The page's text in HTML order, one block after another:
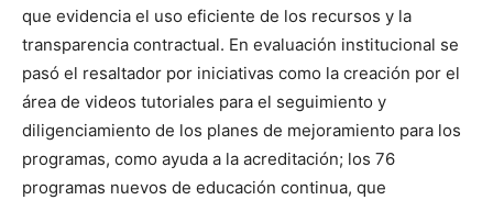
que evidencia el uso eficiente de los recursos y la
transparencia contractual. En evaluación institucional se
pasó el resaltador por iniciativas como la creación por el
área de videos tutoriales para el seguimiento y
diligenciamiento de los planes de mejoramiento para los
programas, como ayuda a la acreditación; los 76
programas nuevos de educación continua, que